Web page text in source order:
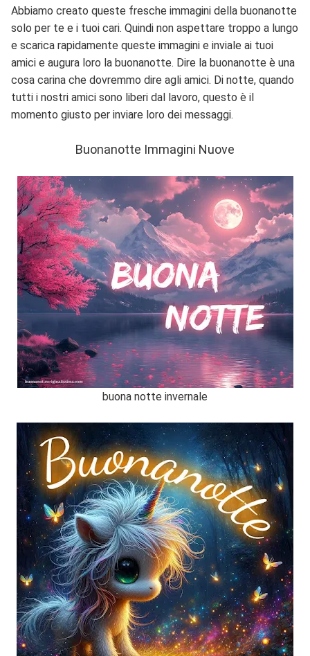
Abbiamo creato queste fresche immagini della buonanotte
solo per te e i tuoi cari. Quindi non aspettare troppo a lungo
e scarica rapidamente queste immagini e inviale ai tuoi
amici e augura loro la buonanotte. Dire la buonanotte è una
cosa carina che dovremmo dire agli amici. Di notte, quando
tutti i nostri amici sono liberi dal lavoro, questo è il
momento giusto per inviare loro dei messaggi.
Buonanotte Immagini Nuove
buona notte invernale